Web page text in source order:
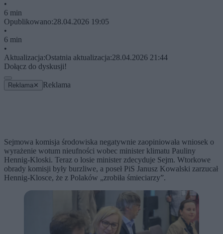
•
6 min
Opublikowano:28.04.2026 19:05
•
6 min
•
Aktualizacja:Ostatnia aktualizacja:28.04.2026 21:44
Dołącz do dyskusji!
Reklama ✕ Reklama
Sejmowa komisja środowiska negatywnie zaopiniowała wniosek o
wyrażenie wotum nieufności wobec minister klimatu Pauliny
Hennig-Kloski. Teraz o losie minister zdecyduje Sejm. Wtorkowe
obrady komisji były burzliwe, a poseł PiS Janusz Kowalski zarzucał
Hennig-Klosce, że z Polaków „zrobiła śmieciarzy”.